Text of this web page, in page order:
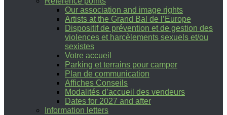
Our association and image rights
Artists at the Grand Bal de l’Europe
Dispositif de prévention et de gestion des
violences et harcèlements sexuels et/ou
sexistes
Votre accueil
Parking et terrains pour camper
Plan de communication
Affiches Conseils
Modalités d’accueil des vendeurs
Dates for 2027 and after
Information letters